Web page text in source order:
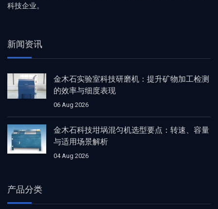
科技企业。
新闻资讯
金木石实验室科技研磨机：提升矿物加工检测
的效率与细度表现
06 Aug 2026
金木石科技坩埚混匀机选型要点：转速、容量
与适用场景解析
04 Aug 2026
产品分类